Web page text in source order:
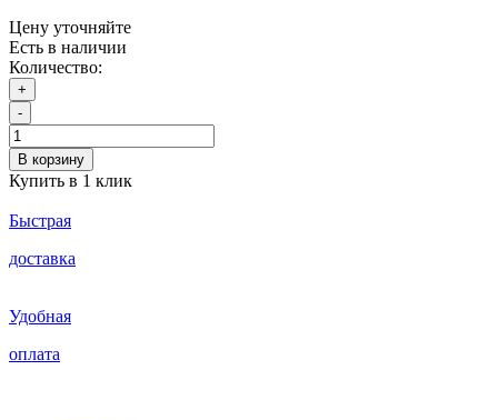
Цену уточняйте
Есть в наличии
Количество:
+
-
В корзину
Купить в 1 клик
Быстрая
доставка
Удобная
оплата